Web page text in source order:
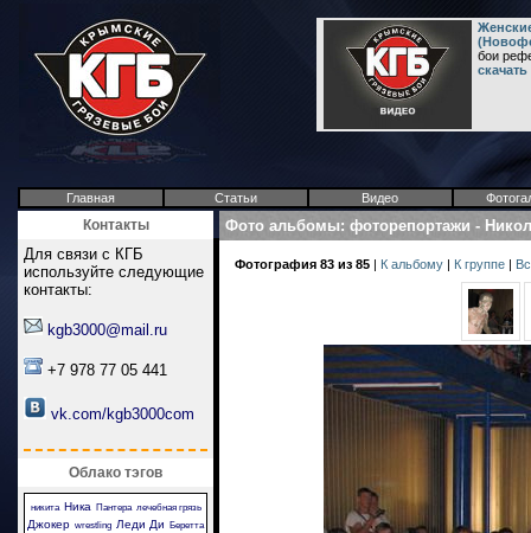
бои
Главная Статьи Видео
Контакты
Для связи с КГБ
используйте следующие
контакты:
kgb3000@mail.ru
+7 978 77 05 441
vk.com/kgb3000com
Облако тэгов
никита Ника Пантера лечебная грязь
Джокер wrestling Леди Ди Беретта
Фото альбомы: фоторепортажи -
Фотография 83 из 85 | К альбому | К группе |